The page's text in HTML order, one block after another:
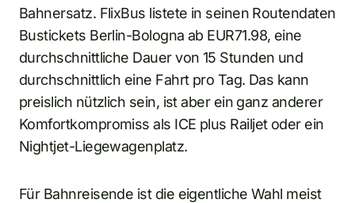
Bahnersatz. FlixBus listete in seinen Routendaten
Bustickets Berlin-Bologna ab EUR71.98, eine
durchschnittliche Dauer von 15 Stunden und
durchschnittlich eine Fahrt pro Tag. Das kann
preislich nützlich sein, ist aber ein ganz anderer
Komfortkompromiss als ICE plus Railjet oder ein
Nightjet-Liegewagenplatz.
Für Bahnreisende ist die eigentliche Wahl meist